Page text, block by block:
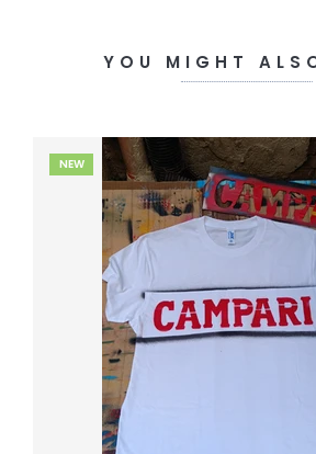
YOU MIGHT
NEW